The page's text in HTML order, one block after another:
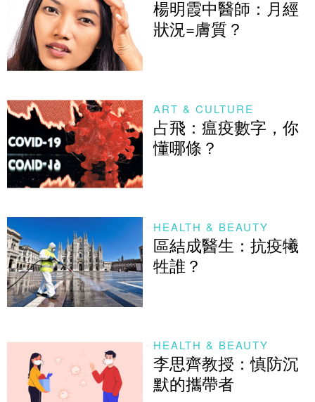
楊明霞中醫師：月經
狀況=膚質？
ART & CULTURE
占飛：瘟疫數字，你
懂哪條？
HEALTH & BEAUTY
區結成醫生：抗疫犧
牲誰？
HEALTH & BEAUTY
李思齊教授：慎防沉
默的攜帶者